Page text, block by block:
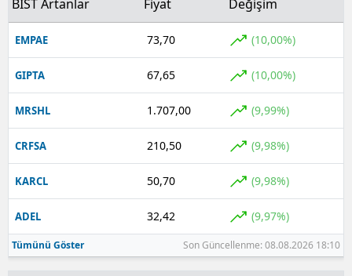
Batman
Şırnak
Ardahan
Karabük
Kilis
BIST Artanlar Fiyat Değişim
EMPAE 73,70 (10,00%)
GIPTA 67,65 (10,00%)
MRSHL 1.707,00 (9,99%)
CRFSA 210,50 (9,98%)
KARCL 50,70 (9,98%)
ADEL 32,42 (9,97%)
Tümünü Göster Son Güncellenme: 08.08.2026 18:10